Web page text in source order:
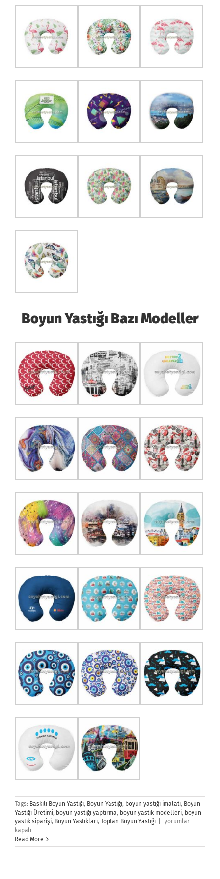
Boyun Yastığı Bazı Modeller
Tags: Baskılı Boyun Yastığı, Boyun Yastığı, boyun yastığı imalatı, Boyun
Yastığı Üretimi, boyun yastığı yaptırma, boyun yastık modelleri, boyun
yastık siparişi, Boyun Yastıkları, Toptan Boyun Yastığı
Boyun
yorumlar
kapalı
Read More